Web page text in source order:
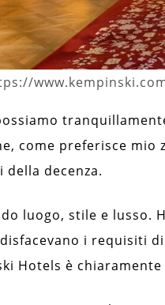
come preferisce
della decenza.
luogo, stile e lusso.
i requisiti
Hotels è